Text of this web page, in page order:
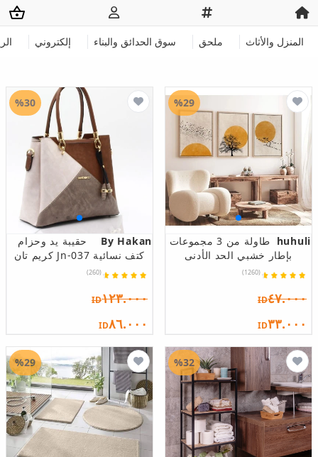
المنزل والأثاث ملحق سوق الحدائق والبناء إلكتروني
huhuli
طاولة من 3 مجموعات
بإطار خشبي الحد الأدنى
(1260)
ID٤٧.٠٠٠
ID٣٣.٠٠٠
%29
By Hakan
حقيبة يد وحزام
كتف نسائية Jn-037 كريم تان
(260)
ID١٢٣.٠٠٠
ID٨٦.٠٠٠
%30
%32
%29